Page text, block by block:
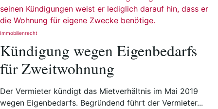
Immobilienrecht
Kündigung wegen Eigenbedarfs
für Zweitwohnung
Der Vermieter kündigt das Mietverhältnis im Mai 2019
wegen Eigenbedarfs. Begründend führt der Vermieter...